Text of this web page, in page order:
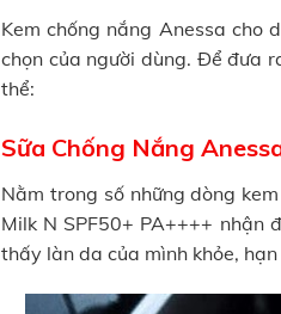
Kem chống nắng Anessa cho
chọn của người dùng. Để đưa
thể:
Sữa Chống Nắng
Nằm trong số những dòng
Milk N SPF50+ PA++++ nhận
thấy làn da của mình khỏe,